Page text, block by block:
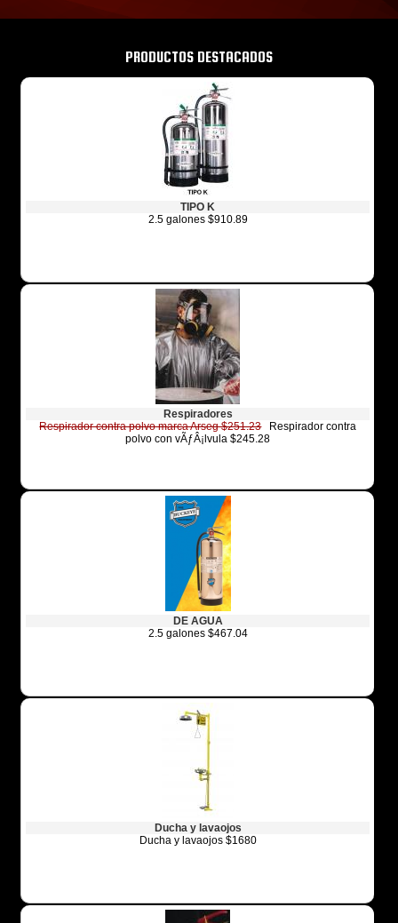
PRODUCTOS DESTACADOS
TIPO K
2.5 galones $910.89
Respiradores
Respirador contra polvo marca Arseg $251.23Respirador contra
polvo con vÃƒÂ¡lvula $245.28
DE AGUA
2.5 galones $467.04
Ducha y lavaojos
Ducha y lavaojos $1680